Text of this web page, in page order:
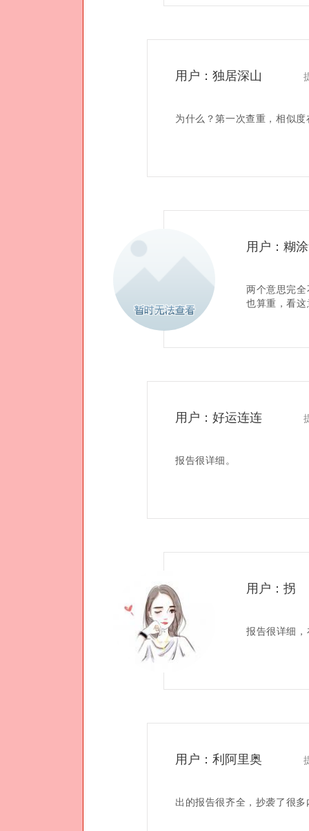
用户：独居深山
为什么？第一次查重，相似
用户：糊
两个意思完
也算重，看
用户：好运连连
报告很详细。
用户：拐
报告很详细
用户：利阿里奥
出的报告很齐全，抄袭了很